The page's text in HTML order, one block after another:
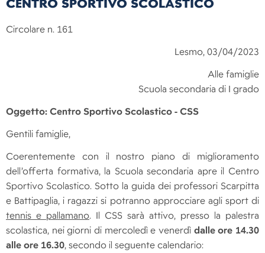
CENTRO SPORTIVO SCOLASTICO
Circolare n. 161
Lesmo, 03/04/2023
Alle famiglie
Scuola secondaria di I grado
Oggetto: Centro Sportivo Scolastico - CSS
Gentili famiglie,
Coerentemente con il nostro piano di miglioramento
dell’offerta formativa, la Scuola secondaria apre il Centro
Sportivo Scolastico. Sotto la guida dei professori Scarpitta
e Battipaglia, i ragazzi si potranno approcciare agli sport di
tennis e pallamano. Il CSS sarà attivo, presso la palestra
scolastica, nei giorni di mercoledì e venerdì dalle ore 14.30
alle ore 16.30, secondo il seguente calendario: